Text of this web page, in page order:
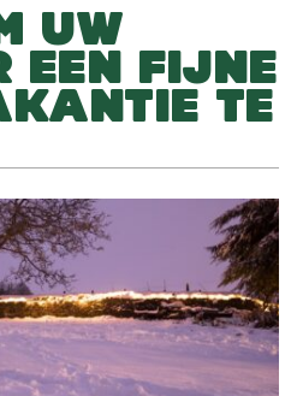
UW
EEN FIJNE
TE